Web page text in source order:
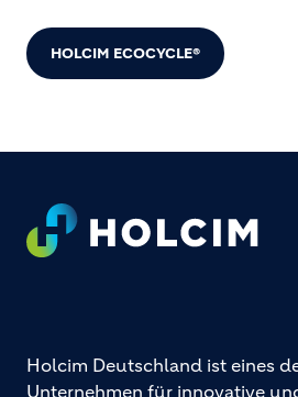
HOLCIM ECOCYCLE®
Footer
Holcim Deutschland ist eines
Unternehmen für innovative